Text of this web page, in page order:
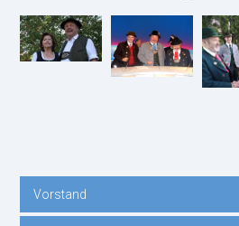
Navigation
Vorstand